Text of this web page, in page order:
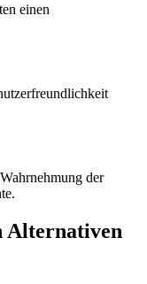
einen
der
Alternativen